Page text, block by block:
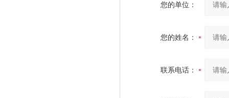
您的单位：
您的姓名：
联系电话：